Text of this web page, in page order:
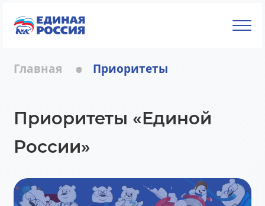
Главная Приоритеты
Приоритеты «Единой
России»